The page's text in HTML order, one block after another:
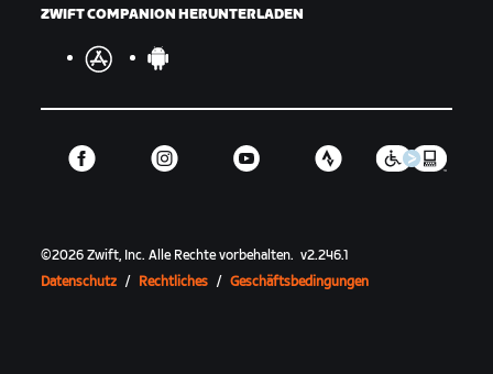
ZWIFT COMPANION HERUNTERLADEN
©2026 Zwift, Inc.Alle Rechte vorbehalten. v2.246.1
Datenschutz / Rechtliches / Geschäftsbedingungen